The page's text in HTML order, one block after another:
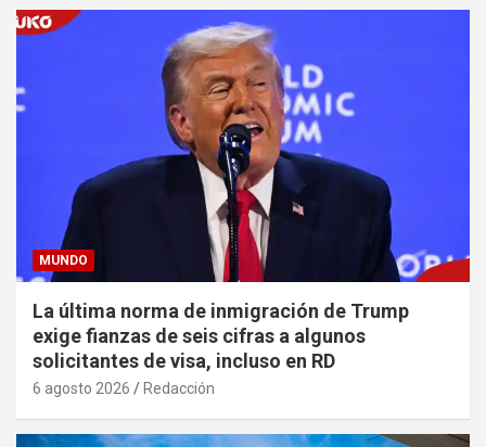
MUNDO
La última norma de inmigración de Trump
exige fianzas de seis cifras a algunos
solicitantes de visa, incluso en RD
6 agosto 2026 Redacción